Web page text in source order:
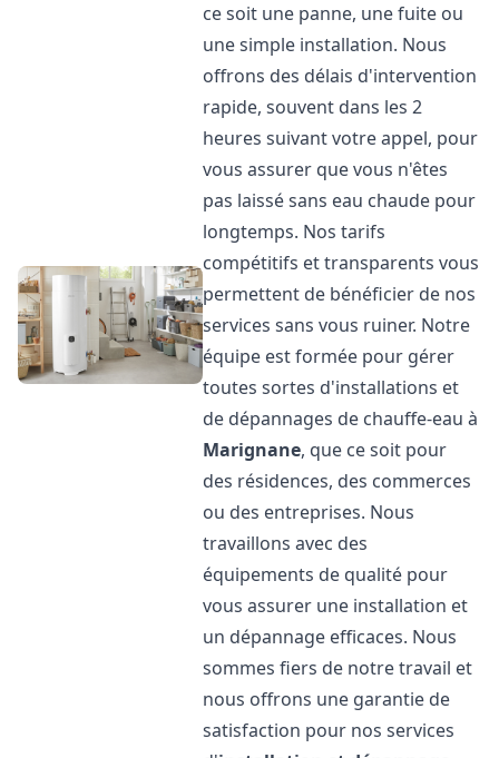
ce soit une panne, une fuite ou
une simple installation. Nous
offrons des délais d'intervention
rapide, souvent dans les 2
heures suivant votre appel, pour
vous assurer que vous n'êtes
pas laissé sans eau chaude pour
longtemps. Nos tarifs
compétitifs et transparents vous
permettent de bénéficier de nos
services sans vous ruiner. Notre
équipe est formée pour gérer
toutes sortes d'installations et
de dépannages de chauffe-eau à
Marignane, que ce soit pour
des résidences, des commerces
ou des entreprises. Nous
travaillons avec des
équipements de qualité pour
vous assurer une installation et
un dépannage efficaces. Nous
sommes fiers de notre travail et
nous offrons une garantie de
satisfaction pour nos services